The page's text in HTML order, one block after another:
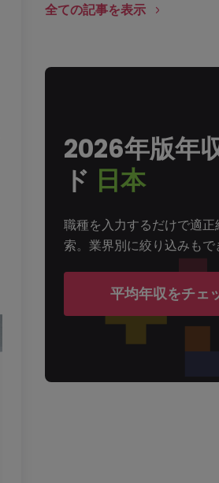
全ての記事を表示
2026年版年
ド 日本
職種を入力するだけで適
索。業界別に絞り込みもで
平均年収をチェ